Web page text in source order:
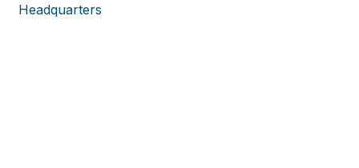
Headquarters